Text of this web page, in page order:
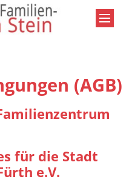
(AGB)
für die Stadt
e.V.